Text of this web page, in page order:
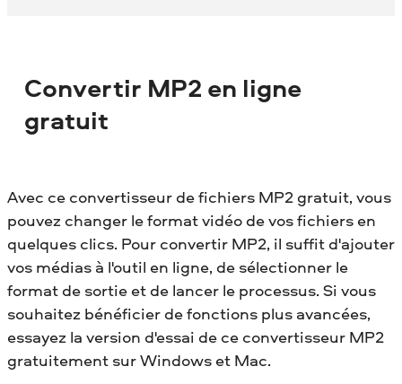
Convertir MP2 en ligne
gratuit
Avec ce convertisseur de fichiers MP2 gratuit, vous
pouvez changer le format vidéo de vos fichiers en
quelques clics. Pour convertir MP2, il suffit d'ajouter
vos médias à l'outil en ligne, de sélectionner le
format de sortie et de lancer le processus. Si vous
souhaitez bénéficier de fonctions plus avancées,
essayez la version d'essai de ce convertisseur MP2
gratuitement sur Windows et Mac.